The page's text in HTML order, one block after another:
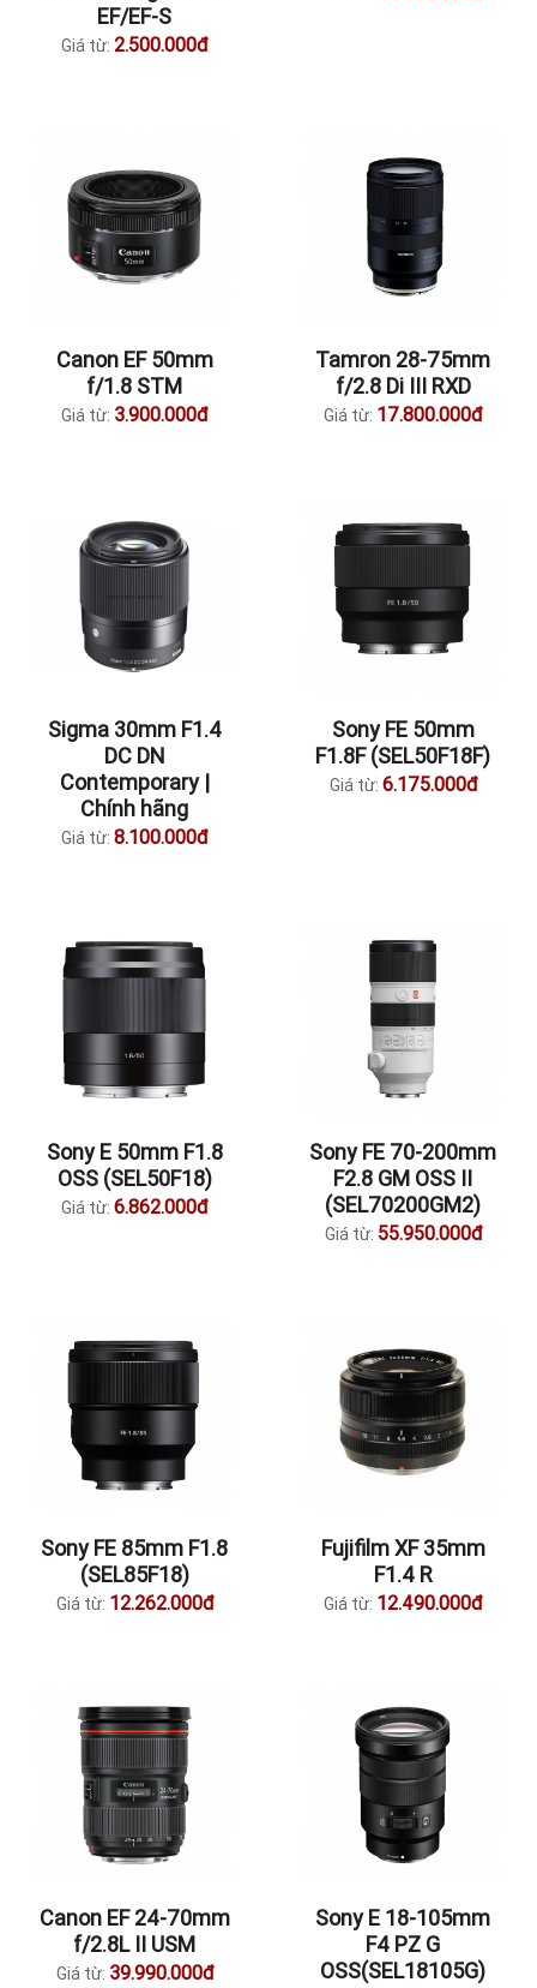
EF/EF-S
Giá từ: 2.500.000đ
Canon EF 50mm
f/1.8 STM
Giá từ: 3.900.000đ
Tamron 28-75mm
f/2.8 Di III RXD
Giá từ: 17.800.000đ
Sigma 30mm F1.4
DC DN
Contemporary |
Chính hãng
Giá từ: 8.100.000đ
Sony FE 50mm
F1.8F (SEL50F18F)
Giá từ: 6.175.000đ
Sony E 50mm F1.8
OSS (SEL50F18)
Giá từ: 6.862.000đ
Sony FE 70-200mm
F2.8 GM OSS II
(SEL70200GM2)
Giá từ: 55.950.000đ
Sony FE 85mm F1.8
(SEL85F18)
Giá từ: 12.262.000đ
Fujifilm XF 35mm
F1.4 R
Giá từ: 12.490.000đ
Canon EF 24-70mm
f/2.8L II USM
Giá từ: 39.990.000đ
Sony E 18-105mm
F4 PZ G
OSS(SEL18105G)